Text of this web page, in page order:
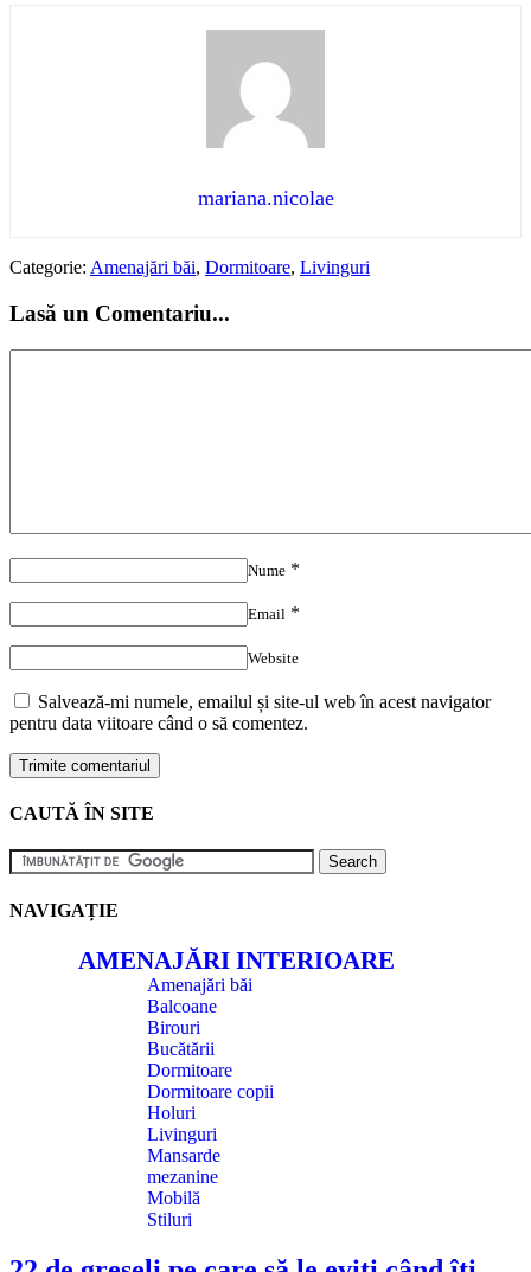
mariana.nicolae
Categorie: Amenajări băi, Dormitoare, Livinguri
Lasă un Comentariu...
Nume *
Email *
Website
Salvează-mi numele, emailul și site-ul web în acest navigator
pentru data viitoare când o să comentez.
CAUTĂ ÎN SITE
NAVIGAȚIE
AMENAJĂRI INTERIOARE
Amenajări băi
Balcoane
Birouri
Bucătării
Dormitoare
Dormitoare copii
Holuri
Livinguri
Mansarde
mezanine
Mobilă
Stiluri